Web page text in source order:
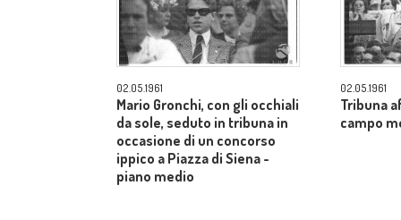
02.05.1961
Mario Gronchi, con gli occhiali
da sole, seduto in tribuna in
occasione di un concorso
ippico a Piazza di Siena -
piano medio
02.05.1961
Tribuna
campo